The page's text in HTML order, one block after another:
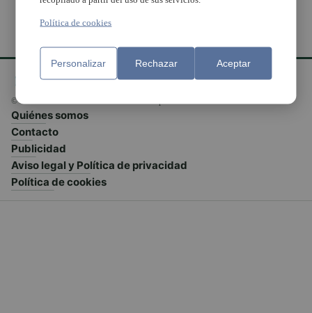
© El Meridiano L'Horta 2026 - Valencia - España
Quiénes somos
Contacto
Publicidad
Aviso legal y Política de privacidad
Política de cookies
Política de cookies
Personalizar Rechazar Aceptar